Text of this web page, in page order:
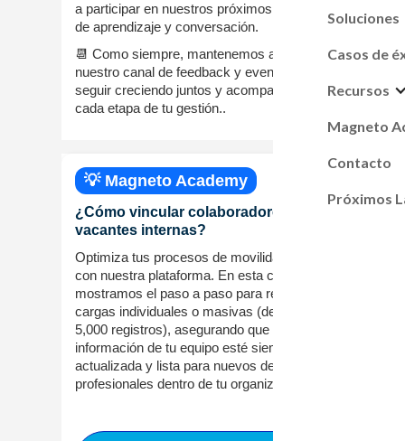
Soluciones
Casos de
Recursos
Magneto
Contacto
Próximos
a participar en nuestros próximos espacios
de aprendizaje y conversación.
📆 Como siempre, mantenemos abierto
nuestro canal de feedback y eventos para
seguir creciendo juntos y acompañarte en
cada etapa de tu gestión..
💡 Magneto Academy
¿Cómo vincular colaboradores a
vacantes internas?
Optimiza tus procesos de movilidad interna
con nuestra plataforma. En esta cápsula te
mostramos el paso a paso para realizar
cargas individuales o masivas (de hasta
5,000 registros), asegurando que la
información de tu equipo esté siempre
actualizada y lista para nuevos desafíos
profesionales dentro de tu organización.